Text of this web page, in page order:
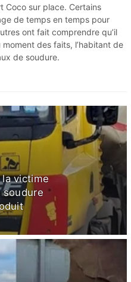
Coco sur place. Certains
de temps en temps pour
ont fait comprendre qu’il
des faits, l’habitant de
de soudure.
la victime
soudure